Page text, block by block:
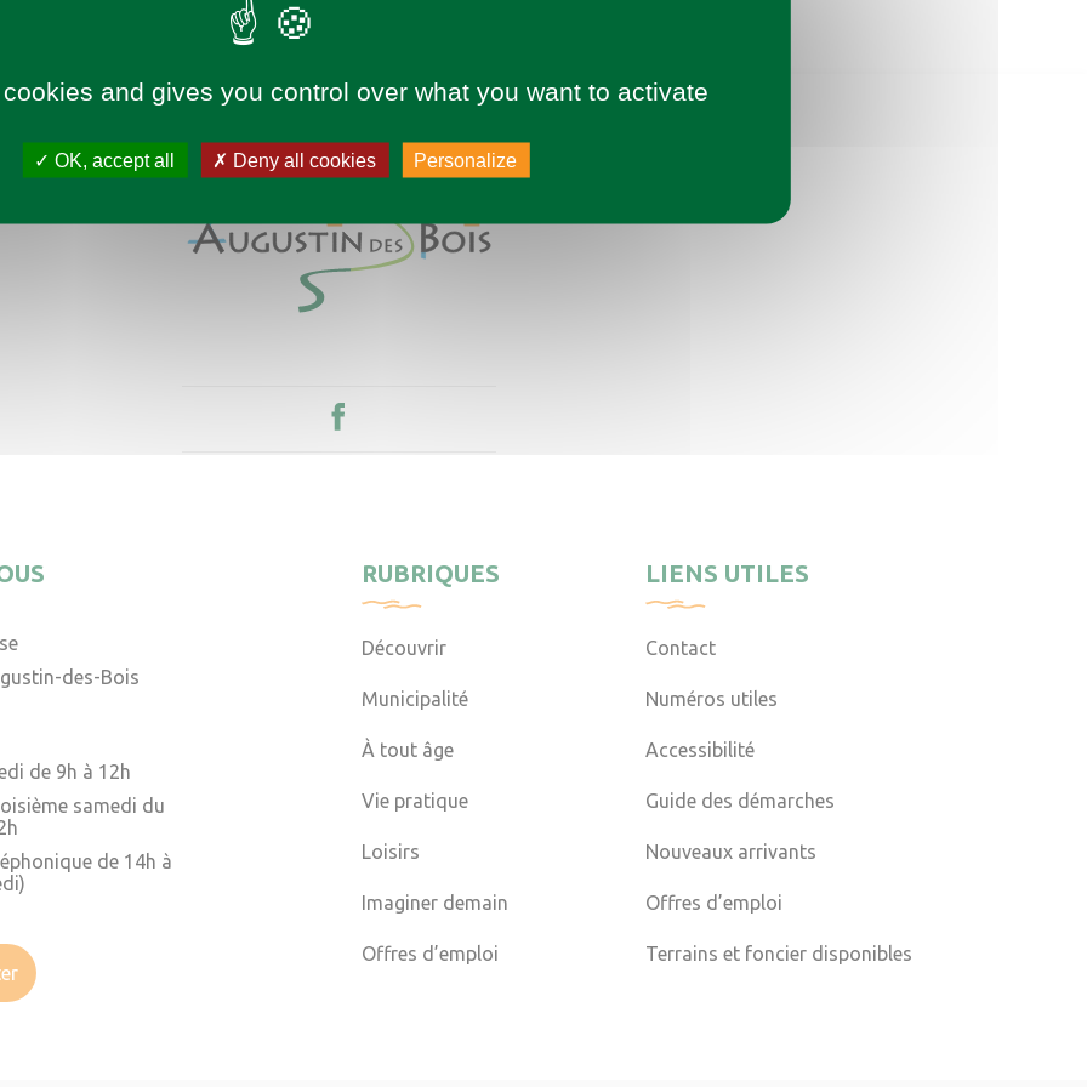
des-Bois
de 9h à 12h
samedi du
de 14h à
RUBRIQUES
Découvrir
Municipalité
À tout âge
Vie pratique
Loisirs
Imaginer demain
Offres d’emploi
LIENS UTILES
Contact
Numéros utiles
Accessibilité
Guide des démarches
Nouveaux arrivants
Offres d’emploi
Terrains et foncier disponibles
and gives you control over what you want to activate
OK, accept all Deny all cookies Personalize